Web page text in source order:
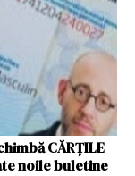
CĂRŢILE
noile buletine